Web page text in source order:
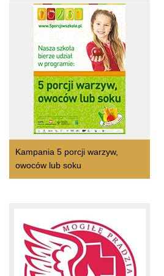
Kampania 5 porcji warzyw,
owoców lub soku